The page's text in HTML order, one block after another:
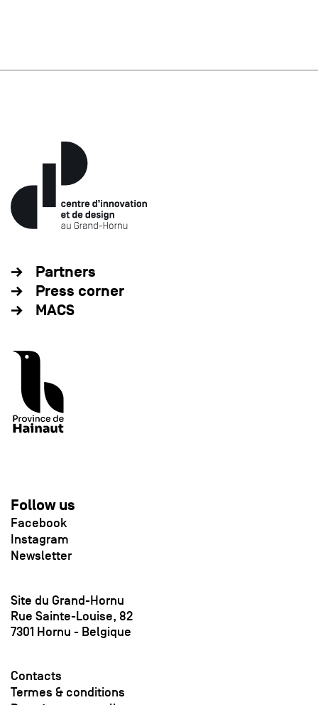
Partners
Press corner
MACS
Follow us
Facebook
Instagram
Newsletter
Site du Grand-Hornu
Rue Sainte-Louise, 82
7301 Hornu - Belgique
Contacts
Termes & conditions